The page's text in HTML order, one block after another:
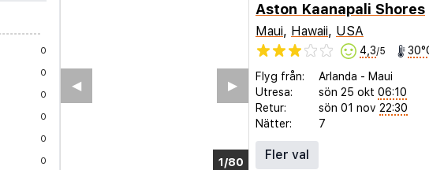
0
0
0
0
0
0 1/76
▶︎
◀︎
Aston Kaanapali Shores
Maui, Hawaii, USA
4,3/5
Flyg från: Arlanda - Maui
Utresa:
sön 25 okt 06:10
Retur:
sön 01 nov 22:30
Nätter:
7
Fler val